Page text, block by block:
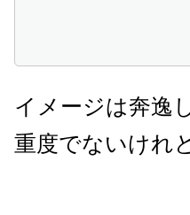
イメージは奔逸
重度でないけれ